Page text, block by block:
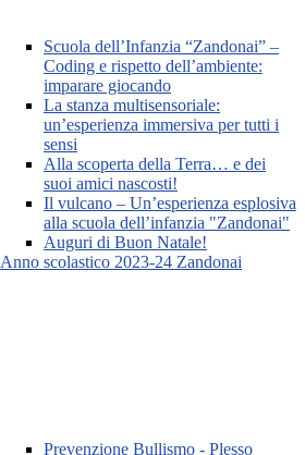
Scuola dell’Infanzia “Zandonai” –
Coding e rispetto dell’ambiente:
imparare giocando
La stanza multisensoriale:
un’esperienza immersiva per tutti i
sensi
Alla scoperta della Terra… e dei
suoi amici nascosti!
Il vulcano – Un’esperienza esplosiva
alla scuola dell’infanzia "Zandonai"
Auguri di Buon Natale!
Anno scolastico 2023-24 Zandonai
Prevenzione Bullismo - Plesso